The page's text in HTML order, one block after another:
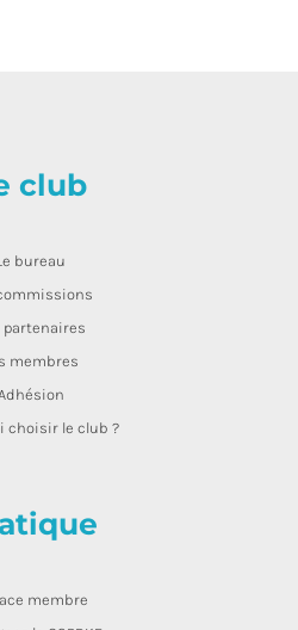
club
bureau
partenaires
membres
Adhésion
choisir le club ?
membre